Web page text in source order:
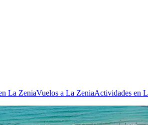
La ZeniaVuelos a La ZeniaActividades en